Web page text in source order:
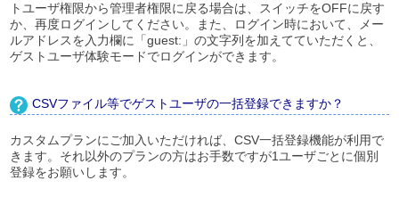
トユーザ権限から管理者権限に戻る場合は、スイッチをOFFに戻す
か、再度ログインしてください。また、ログイン時において、メー
ルアドレスを入力欄に「guest:」の文字列を加えてていただくと、
ゲストユーザ体験モードでログインができます。
CSVファイル等でゲストユーザの一括登録できますか？
カスタムプランにご加入いただければ、CSV一括登録機能が利用で
きます。それ以外のプランの方はお手数ですが1ユーザごとに個別
登録をお願いします。